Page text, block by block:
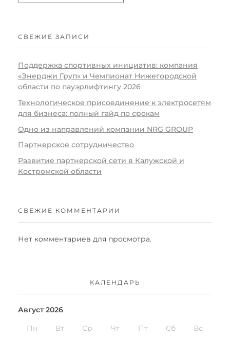
СВЕЖИЕ ЗАПИСИ
Поддержка спортивных инициатив: компания
«Энерджи Груп» и Чемпионат Нижегородской
области по пауэрлифтингу 2026
Технологическое присоединение к электросетям
для бизнеса: полный гайд по срокам
Одно из направлений компании NRG GROUP
Партнерское сотрудничество
Развитие партнерской сети в Калужской и
Костромской области
СВЕЖИЕ КОММЕНТАРИИ
Нет комментариев для просмотра.
КАЛЕНДАРЬ
Август 2026
Пн Вт Ср Чт Пт Сб Вс